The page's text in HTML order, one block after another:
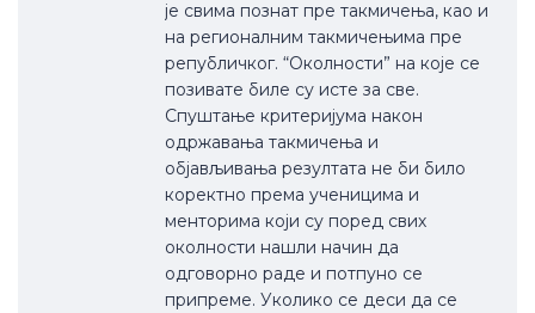
је свима познат пре такмичења, као и
на регионалним такмичењима пре
републичког. “Околности” на које се
позивате биле су исте за све.
Спуштање критеријума након
одржавања такмичења и
објављивања резултата не би било
коректно према ученицима и
менторима који су поред свих
околности нашли начин да
одговорно раде и потпуно се
припреме. Уколико се деси да се